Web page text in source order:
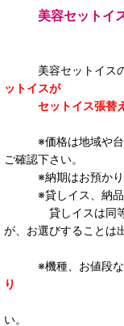
美容セットイ
美容セットイスの
ットイスが
セットイス張替
※価格は地域や台数
ご確認下さい。
※納期はお預かりし
※貸しイス、納品費
貸しイスは同等レ
が、お選びすることは
※機種、お値段など
り
をいたします
い。